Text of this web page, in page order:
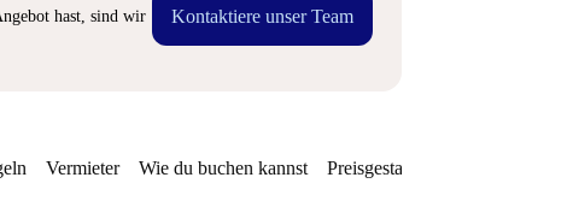
hast, sind wir
Kontaktiere unser Team
Vermieter Wie du buchen kannst Preisgestaltung